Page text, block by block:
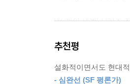
당신은 왜 우주군에
(…) 나는 터치 펜으로
저는 호랑이가 명예롭
‘천 개의 세계’ 시리즈
땅의 야수들』 『사라
독특하고 환상적인 세
추천평
설화적이면서도 현대
- 심완선 (SF 평론가)